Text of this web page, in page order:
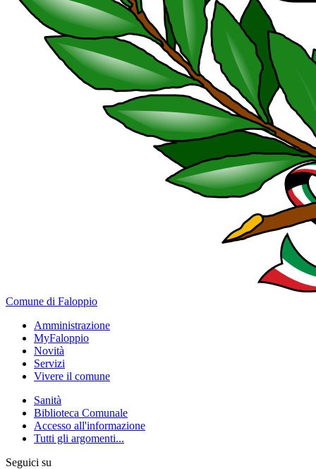
Comune di Faloppio
Amministrazione
MyFaloppio
Novità
Servizi
Vivere il comune
Sanità
Biblioteca Comunale
Accesso all'informazione
Tutti gli argomenti...
Seguici su